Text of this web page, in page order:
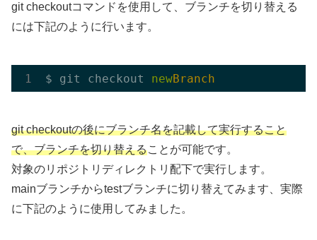
git checkoutコマンドを使用して、ブランチを切り替える
には下記のように行います。
$ git checkout newBranch
git checkoutの後にブランチ名を記載して実行すること
で、ブランチを切り替えることが可能です。
対象のリポジトリディレクトリ配下で実行します。
mainブランチからtestブランチに切り替えてみます、実際
に下記のように使用してみました。